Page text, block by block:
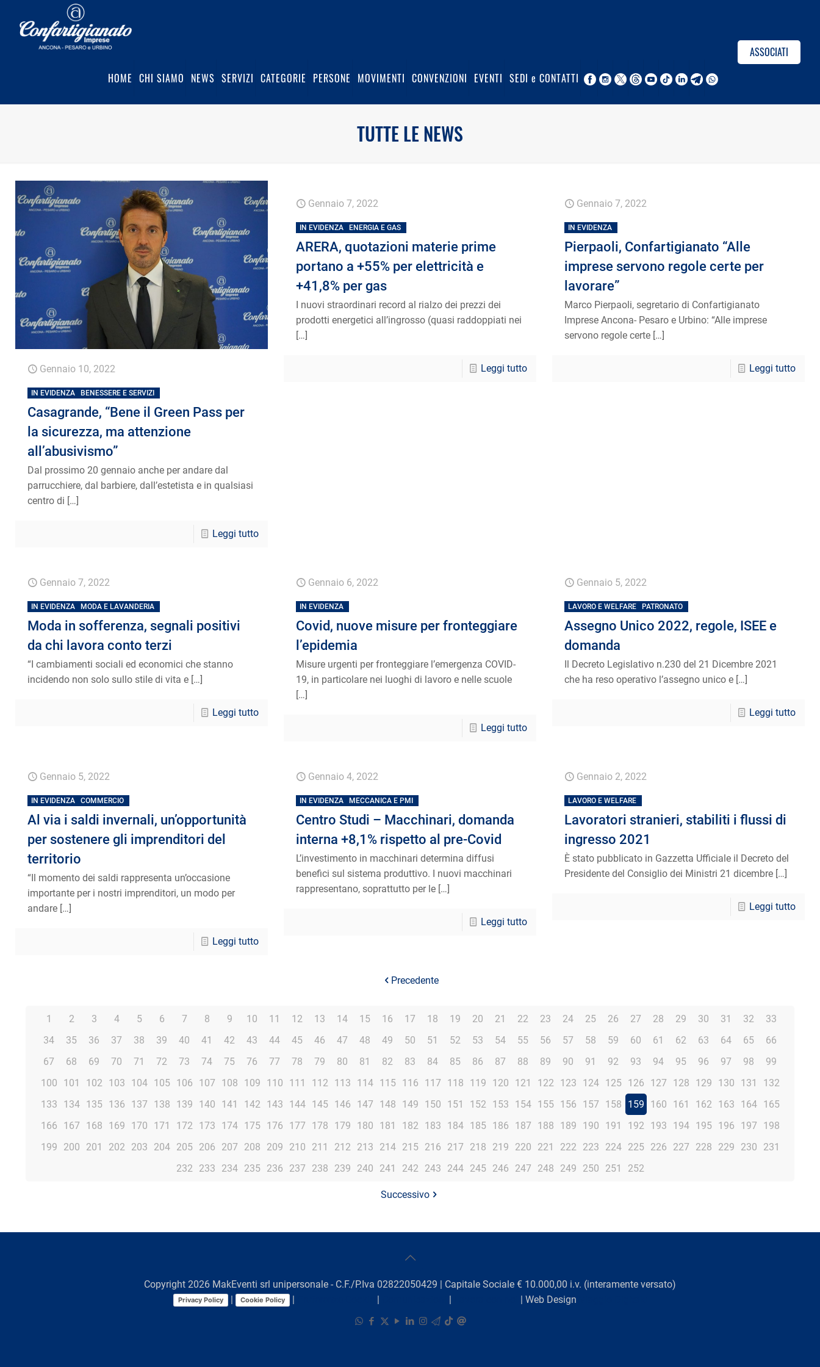
HOME CHI SIAMO NEWS SERVIZI CATEGORIE PERSONE MOVIMENTI CONVENZIONI EVENTI SEDI e CONTATTI
ASSOCIATI
TUTTE LE NEWS
Gennaio 10, 2022
IN EVIDENZA BENESSERE E SERVIZI
Casagrande, “Bene il Green Pass per
la sicurezza, ma attenzione
all’abusivismo”
Dal prossimo 20 gennaio anche per andare dal
parrucchiere, dal barbiere, dall’estetista e in qualsiasi
centro di […]
Leggi tutto
Gennaio 7, 2022
IN EVIDENZA ENERGIA E GAS
ARERA, quotazioni materie prime
portano a +55% per elettricità e
+41,8% per gas
I nuovi straordinari record al rialzo dei prezzi dei
prodotti energetici all’ingrosso (quasi raddoppiati nei
[…]
Leggi tutto
Gennaio 7, 2022
IN EVIDENZA
Pierpaoli, Confartigianato “Alle
imprese servono regole certe per
lavorare”
Marco Pierpaoli, segretario di Confartigianato
Imprese Ancona- Pesaro e Urbino: “Alle imprese
servono regole certe […]
Leggi tutto
Gennaio 7, 2022
IN EVIDENZA MODA E LAVANDERIA
Moda in sofferenza, segnali positivi
da chi lavora conto terzi
“I cambiamenti sociali ed economici che stanno
incidendo non solo sullo stile di vita e […]
Leggi tutto
Gennaio 6, 2022
IN EVIDENZA
Covid, nuove misure per fronteggiare
l’epidemia
Misure urgenti per fronteggiare l’emergenza COVID-
19, in particolare nei luoghi di lavoro e nelle scuole
[…]
Leggi tutto
Gennaio 5, 2022
LAVORO E WELFARE PATRONATO
Assegno Unico 2022, regole, ISEE e
domanda
Il Decreto Legislativo n.230 del 21 Dicembre 2021
che ha reso operativo l’assegno unico e […]
Leggi tutto
Gennaio 5, 2022
IN EVIDENZA COMMERCIO
Al via i saldi invernali, un’opportunità
per sostenere gli imprenditori del
territorio
“Il momento dei saldi rappresenta un’occasione
importante per i nostri imprenditori, un modo per
andare […]
Leggi tutto
Gennaio 4, 2022
IN EVIDENZA MECCANICA E PMI
Centro Studi – Macchinari, domanda
interna +8,1% rispetto al pre-Covid
L’investimento in macchinari determina diffusi
benefici sul sistema produttivo. I nuovi macchinari
rappresentano, soprattutto per le […]
Leggi tutto
Gennaio 2, 2022
LAVORO E WELFARE
Lavoratori stranieri, stabiliti i flussi di
ingresso 2021
È stato pubblicato in Gazzetta Ufficiale il Decreto del
Presidente del Consiglio dei Ministri 21 dicembre […]
Leggi tutto
Precedente
1 2 3 4 5 6 7 8 9 10 11 12 13 14 15 16 17 18 19 20 21 22 23 24 25 26 27 28 29 30 31 32
33
34
35 36 37 38 39 40 41 42 43 44 45 46 47 48 49 50 51 52 53 54 55 56 57 58 59 60 61 62 63 64 65
66
67
68 69 70 71 72 73 74 75 76 77 78 79 80 81 82 83 84 85 86 87 88 89 90 91 92 93 94 95 96 97 98
99
100
101 102 103 104 105 106 107 108 109 110 111 112 113 114 115 116 117 118 119 120 121 122 123 124 125 126 127 128 129 130 131
132
133
134 135 136 137 138 139 140 141 142 143 144 145 146 147 148 149 150 151 152 153 154 155 156 157 158 159 160 161 162 163 164
165
166
167 168 169 170 171 172 173 174 175 176 177 178 179 180 181 182 183 184 185 186 187 188 189 190 191 192 193 194 195 196 197
198
199
200 201 202 203 204 205 206 207 208 209 210 211 212 213 214 215 216 217 218 219 220 221 222 223 224 225 226 227 228 229 230
231
232
233 234 235 236 237 238 239 240 241 242 243 244 245 246 247 248 249 250 251 252
Successivo
Copyright 2026 MakEventi srl unipersonale - C.F./P.Iva 02822050429 | Capitale Sociale € 10.000,00 i.v. (interamente versato)
Privacy Policy | Cookie Policy | | | | Web Design